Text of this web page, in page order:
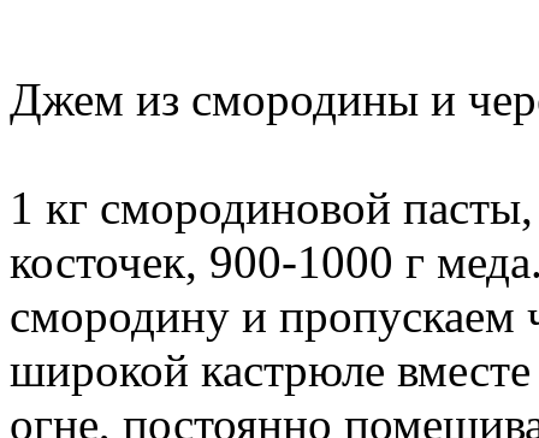
Джем из смородины и
1 кг смородиновой
косточек, 900-1000 г
смородину и пропускаем
широкой кастрюле
огне, постоянно